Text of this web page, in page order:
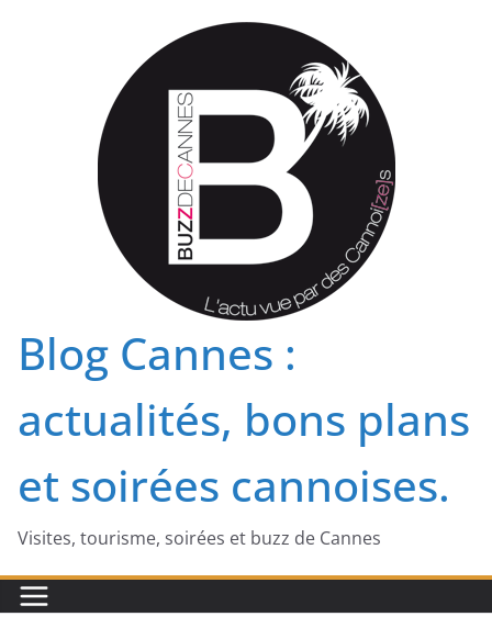
Blog Cannes :
actualités, bons plans
et soirées cannoises.
Visites, tourisme, soirées et buzz de Cannes